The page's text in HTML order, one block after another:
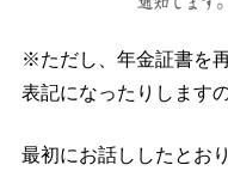
※ただし、年金証書を
表記になったりします
最初にお話ししたとお